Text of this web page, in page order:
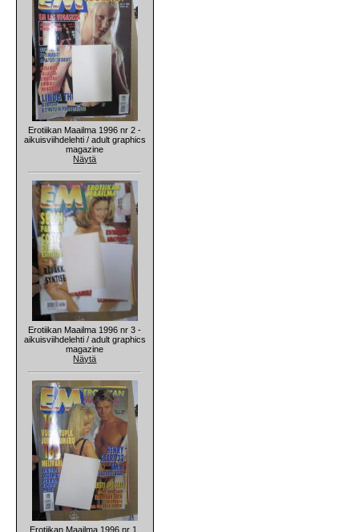
Erotiikan Maailma 1996 nr 2 -
aikuisviihdelehti / adult graphics
magazine
Näytä
Erotiikan Maailma 1996 nr 3 -
aikuisviihdelehti / adult graphics
magazine
Näytä
Erotiikan Maailma 1996 nr 1,